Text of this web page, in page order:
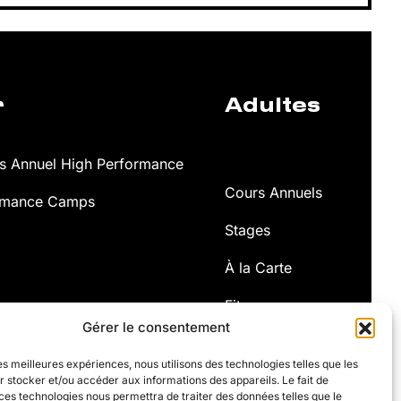
Gérer le consentement
meilleures expériences, nous utilisons des technologies telles que les
stocker et/ou accéder aux informations des appareils. Le fait de
technologies nous permettra de traiter des données telles que le
Annuel High Performance
Camps
Adultes
Cours Annuels
Stages
À la Carte
Fitness